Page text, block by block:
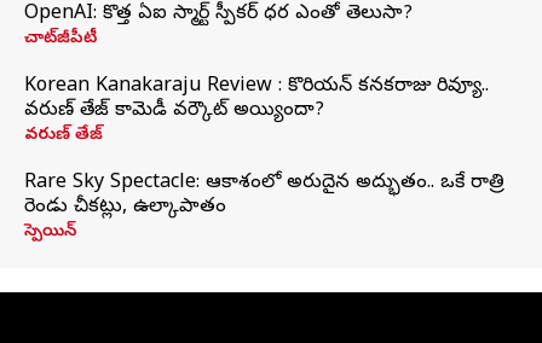
OpenAI: కొత్త ఏఐ స్మార్ట్ స్పీకర్ ధర ఎంతో తెలుసా?
చాట్‌జీపీటీ
Korean Kanakaraju Review : కొరియన్ కనకరాజు రివ్యూ..
వరుణ్ తేజ్ కామెడీ వర్కౌట్ అయ్యిందా?
వరుణ్ తేజ్
Rare Sky Spectacle: ఆకాశంలో అరుదైన అద్భుతం.. ఒకే రాత్రి
రెండు చీకట్లు, ఉల్కాపాతం
స్పెయిన్